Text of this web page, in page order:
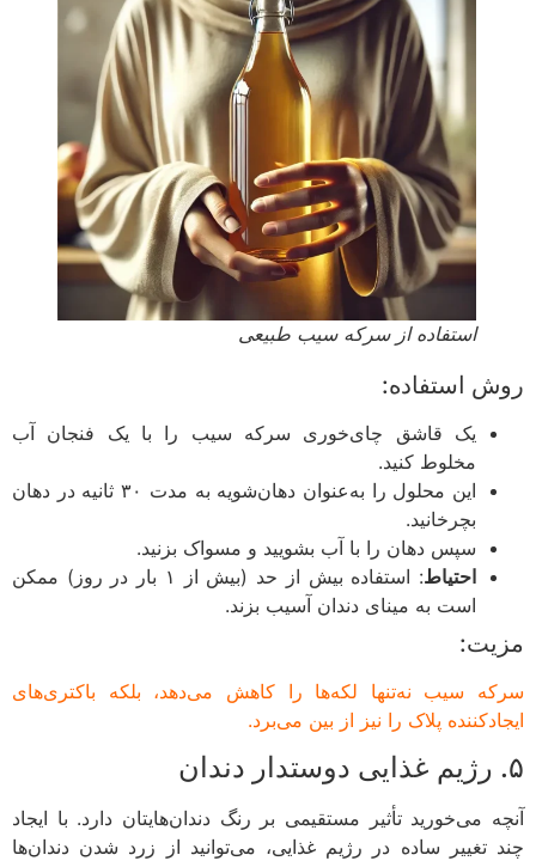
استفاده از سرکه سیب طبیعی
استفاده:
یک قاشق چای‌خوری سرکه سیب را با یک فنجان آب
مخلوط کنید.
این محلول را به‌عنوان دهان‌شویه به مدت ۳۰ ثانیه در دهان
بچرخانید.
سپس دهان را با آب بشویید و مسواک بزنید.
احتیاط
: استفاده بیش از حد (بیش از ۱ بار در روز) ممکن
است به مینای دندان آسیب بزند.
سیب نه‌تنها لکه‌ها را کاهش می‌دهد، بلکه باکتری‌های
پلاک را نیز از بین می‌برد.
می‌خورید تأثیر مستقیمی بر رنگ دندان‌هایتان دارد. با ایجاد
تغییر ساده در رژیم غذایی، می‌توانید از زرد شدن دندان‌ها